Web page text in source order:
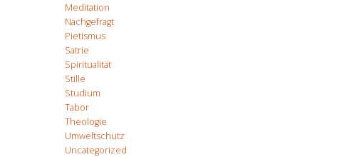
Meditation
Nachgefragt
Pietismus
Satrie
Spiritualität
Stille
Studium
Tabor
Theologie
Umweltschutz
Uncategorized